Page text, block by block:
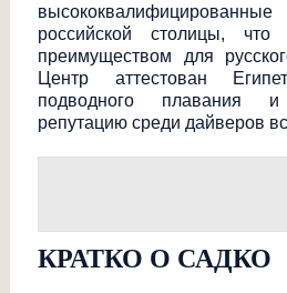
высококвалифицир
российской столицы, что
преимуществом для
Центр аттестован
подводного плавания
репутацию среди дайверов
КРАТКО О САДКО